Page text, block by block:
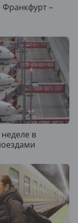
Франкфурт –
в